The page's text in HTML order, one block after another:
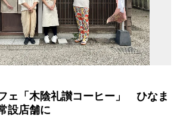
ェ「木陰礼讃コーヒー」 ひなま
設店舗に